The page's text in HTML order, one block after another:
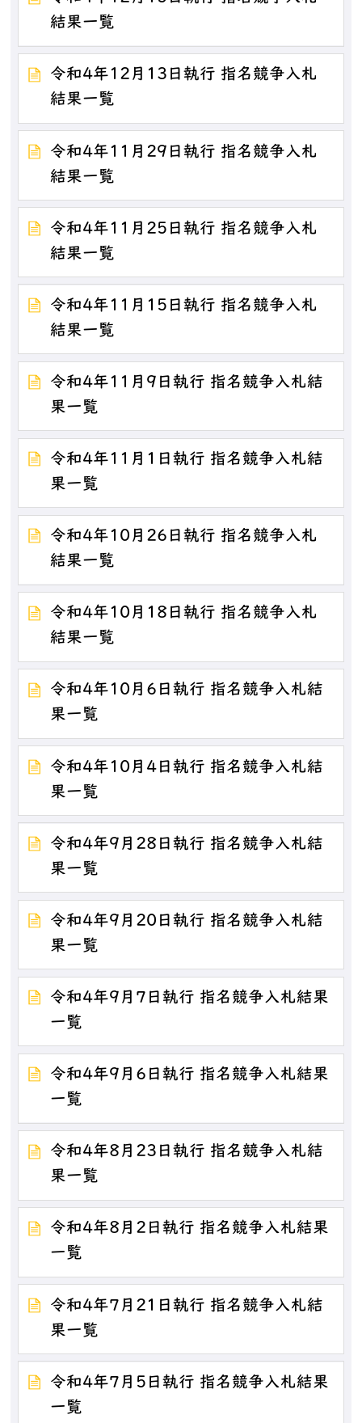
結果一覧
令和4年12月13日執行 指名競争入札
結果一覧
令和4年11月29日執行 指名競争入札
結果一覧
令和4年11月25日執行 指名競争入札
結果一覧
令和4年11月15日執行 指名競争入札
結果一覧
令和4年11月9日執行 指名競争入札結
果一覧
令和4年11月1日執行 指名競争入札結
果一覧
令和4年10月26日執行 指名競争入札
結果一覧
令和4年10月18日執行 指名競争入札
結果一覧
令和4年10月6日執行 指名競争入札結
果一覧
令和4年10月4日執行 指名競争入札結
果一覧
令和4年9月28日執行 指名競争入札結
果一覧
令和4年9月20日執行 指名競争入札結
果一覧
令和4年9月7日執行 指名競争入札結果
一覧
令和4年9月6日執行 指名競争入札結果
一覧
令和4年8月23日執行 指名競争入札結
果一覧
令和4年8月2日執行 指名競争入札結果
一覧
令和4年7月21日執行 指名競争入札結
果一覧
令和4年7月5日執行 指名競争入札結果
一覧